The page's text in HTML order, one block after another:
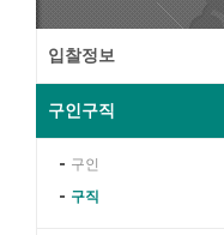
입찰정보
구인구직
구인
구직